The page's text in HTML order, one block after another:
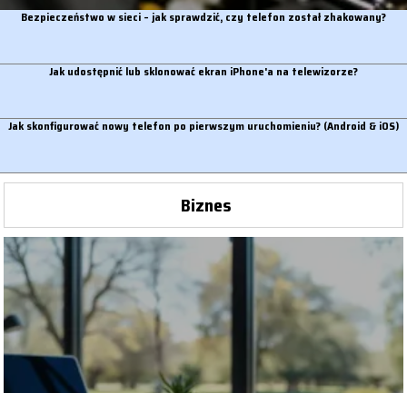
Bezpieczeństwo w sieci – jak sprawdzić, czy telefon został zhakowany?
Jak udostępnić lub sklonować ekran iPhone'a na telewizorze?
Jak skonfigurować nowy telefon po pierwszym uruchomieniu? (Android & iOS)
Biznes